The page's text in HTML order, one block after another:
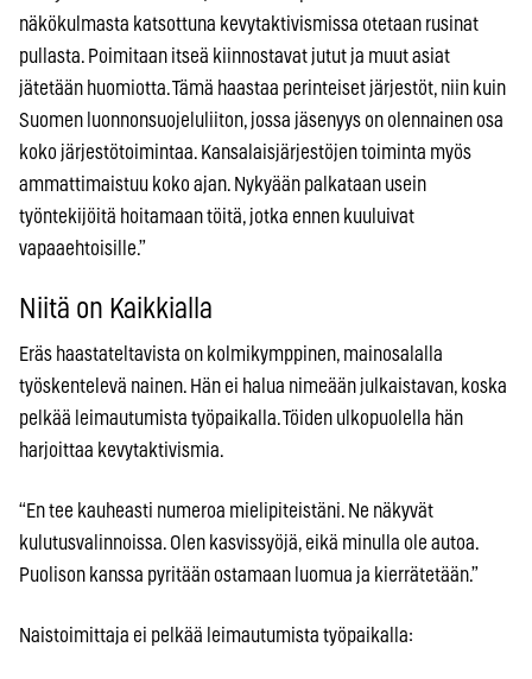
näkökulmasta katsottuna kevytaktivismissa otetaan rusinat
pullasta. Poimitaan itseä kiinnostavat jutut ja muut asiat
jätetään huomiotta. Tämä haastaa perinteiset järjestöt, niin kuin
Suomen luonnonsuojeluliiton, jossa jäsenyys on olennainen osa
koko järjestötoimintaa. Kansalaisjärjestöjen toiminta myös
ammattimaistuu koko ajan. Nykyään palkataan usein
työntekijöitä hoitamaan töitä, jotka ennen kuuluivat
vapaaehtoisille.”
Niitä on Kaikkialla
Eräs haastateltavista on kolmikymppinen, mainosalalla
työskentelevä nainen. Hän ei halua nimeään julkaistavan, koska
pelkää leimautumista työpaikalla. Töiden ulkopuolella hän
harjoittaa kevytaktivismia.
“En tee kauheasti numeroa mielipiteistäni. Ne näkyvät
kulutusvalinnoissa. Olen kasvissyöjä, eikä minulla ole autoa.
Puolison kanssa pyritään ostamaan luomua ja kierrätetään.”
Naistoimittaja ei pelkää leimautumista työpaikalla: